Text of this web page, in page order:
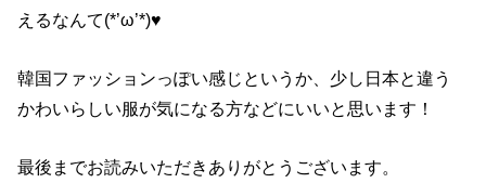
えるなんて(*’ω’*)♥
韓国ファッションっぽい感じというか、少し日本と違う
かわいらしい服が気になる方などにいいと思います！
最後までお読みいただきありがとうございます。